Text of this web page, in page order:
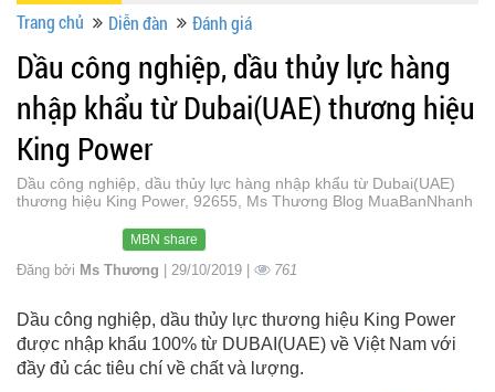
Trang chủ Diễn đàn Đánh giá
Dầu công nghiệp, dầu thủy lực hàng
nhập khẩu từ Dubai(UAE) thương hiệu
King Power
Dầu công nghiệp, dầu thủy lực hàng nhập khẩu từ Dubai(UAE)
thương hiệu King Power, 92655, Ms Thương Blog MuaBanNhanh
MBN share
Đăng bởi Ms Thương | 29/10/2019 | 761
Dầu công nghiệp, dầu thủy lực thương hiệu King Power
được nhập khẩu 100% từ DUBAI(UAE) về Việt Nam với
đầy đủ các tiêu chí về chất và lượng.